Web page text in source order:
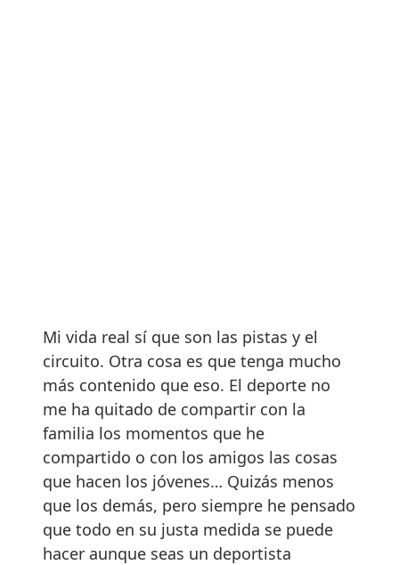
Mi vida real sí que son las pistas y el
circuito. Otra cosa es que tenga mucho
más contenido que eso. El deporte no
me ha quitado de compartir con la
familia los momentos que he
compartido o con los amigos las cosas
que hacen los jóvenes… Quizás menos
que los demás, pero siempre he pensado
que todo en su justa medida se puede
hacer aunque seas un deportista